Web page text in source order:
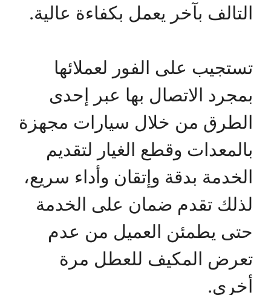
التالف بآخر يعمل بكفاءة عالية.
تستجيب على الفور لعملائها
بمجرد الاتصال بها عبر إحدى
الطرق من خلال سيارات مجهزة
بالمعدات وقطع الغيار لتقديم
الخدمة بدقة وإتقان وأداء سريع،
لذلك تقدم ضمان على الخدمة
حتى يطمئن العميل من عدم
تعرض المكيف للعطل مرة
أخرى.